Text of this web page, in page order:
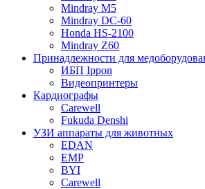
Mindray M5
Mindray DC-60
Honda HS-2100
Mindray Z60
Принадлежности для
ИБП Ippon
Видеопринтеры
Кардиографы
Carewell
Fukuda Denshi
УЗИ аппараты для животных
EDAN
EMP
BYI
Carewell